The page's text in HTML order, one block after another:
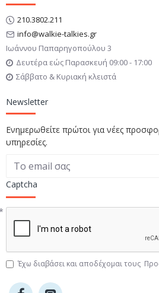
210.3802.211
info@walkie-talkies.gr
Ιωάννου Παπαρηγοπούλου 3
Δευτέρα εώς Παρασκευή 09:00 - 17:00
Σάββατο & Κυριακή κλειστά
Newsletter
Ενημερωθείτε πρώτοι για νέες
υπηρεσίες.
Captcha
Έχω διαβάσει και αποδέχομαι τους